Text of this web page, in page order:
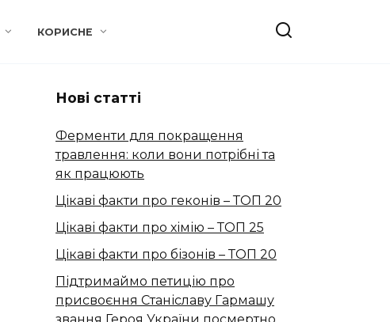
КОРИСНЕ
Нові статті
Ферменти для покращення
травлення: коли вони потрібні та
як працюють
Цікаві факти про геконів – ТОП 20
Цікаві факти про хімію – ТОП 25
Цікаві факти про бізонів – ТОП 20
Підтримаймо петицію про
присвоєння Станіславу Гармашу
звання Героя України посмертно